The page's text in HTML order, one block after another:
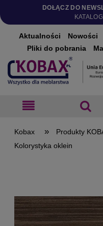
DOŁĄCZ DO
Aktualności Nowości
Pliki do pobrania
» Produkty
Kolorystyka oklein